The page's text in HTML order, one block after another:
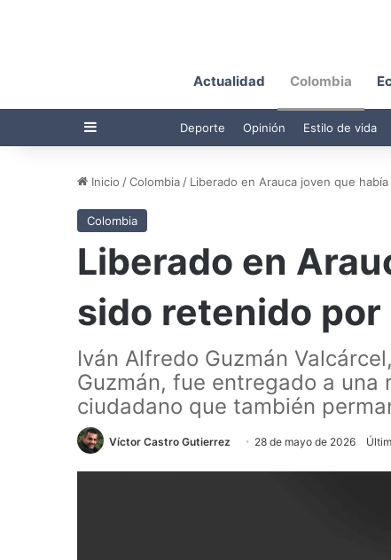
Actualidad Colombia
Barra lateral Deporte Opinión Estilo de vida
Inicio /Colombia / Liberado en Arauca joven que
Colombia
Liberado en
sido retenido por
Iván Alfredo Guzmán
Guzmán, fue entregado a
ciudadano que también
Víctor Castro Gutierrez 28 de mayo de 2026